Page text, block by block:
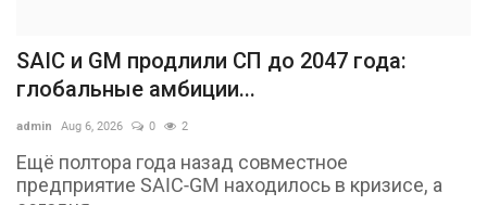
SAIC и GM продлили СП до 2047 года:
глобальные амбиции...
admin Aug 6, 2026 0 2
Ещё полтора года назад совместное
предприятие SAIC-GM находилось в кризисе, а